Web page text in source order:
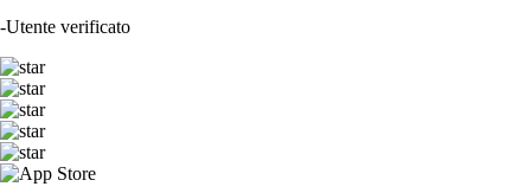
-Utente verificato